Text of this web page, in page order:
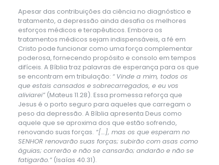
Apesar das contribuições da ciência no diagnóstico e
tratamento, a depressão ainda desafia os melhores
esforços médicos e terapêuticos. Embora os
tratamentos médicos sejam indispensáveis, a fé em
Cristo pode funcionar como uma força complementar
poderosa, fornecendo propósito e consolo em tempos
difíceis. A Bíblia traz palavras de esperança para os que
se encontram em tribulação: “ Vinde a mim, todos os
que estais cansados e sobrecarregados, e eu vos
aliviarei”(Mateus 11.28). Essa promessa reforça que
Jesus é o porto seguro para aqueles que carregam o
peso da depressão. A Bíblia apresenta Deus como
aquele que se aproxima dos que estão sofrendo,
renovando suas forças. “[…], mas os que esperam no
SENHOR renovarão suas forças; subirão com asas como
águias; correrão e não se cansarão; andarão e não se
fatigarão.”(Isaías 40.31).